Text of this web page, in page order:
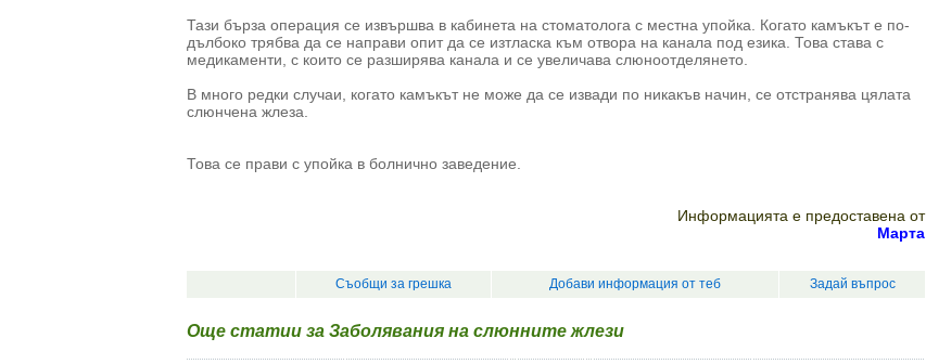
Тази бърза операция се извършва в кабинета на стоматолога с местна упойка. Когато камъкът е по-
дълбоко трябва да се направи опит да се изтласка към отвора на канала под езика. Това става с
медикаменти, с които се разширява канала и се увеличава слюноотделянето.
В много редки случаи, когато камъкът не може да се извади по никакъв начин, се отстранява цялата
слюнчена жлеза.
Това се прави с упойка в болнично заведение.
Информацията е предоставена от
Марта
Съобщи за грешка Добави информация от теб Задай въпрос
Още статии за Заболявания на слюнните жлези